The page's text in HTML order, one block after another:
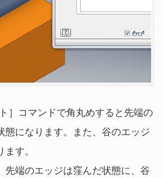
］コマンドで角丸めすると先端の
態になります。また、谷のエッジ
す。
先端のエッジは窪んだ状態に、谷